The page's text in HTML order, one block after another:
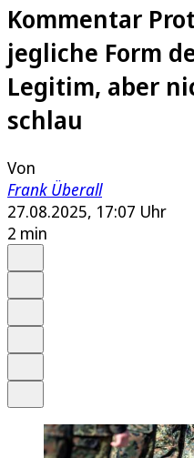
Kommentar
jegliche Form
Legitim, aber
schlau
Von
Frank Überall
27.08.2025, 17:07 Uhr
2 min